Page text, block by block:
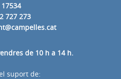
17534
727 273
de 10 h a 14 h.
suport de: